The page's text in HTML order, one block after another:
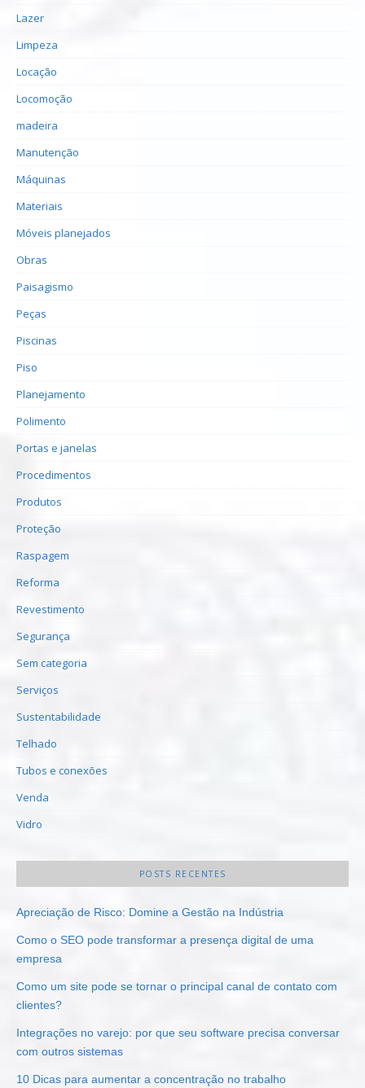
Lazer
Limpeza
Locação
Locomoção
madeira
Manutenção
Máquinas
Materiais
Móveis planejados
Obras
Paisagismo
Peças
Piscinas
Piso
Planejamento
Polimento
Portas e janelas
Procedimentos
Produtos
Proteção
Raspagem
Reforma
Revestimento
Segurança
Sem categoria
Serviços
Sustentabilidade
Telhado
Tubos e conexões
Venda
Vidro
POSTS RECENTES
Apreciação de Risco: Domine a Gestão na Indústria
Como o SEO pode transformar a presença digital de uma
empresa
Como um site pode se tornar o principal canal de contato com
clientes?
Integrações no varejo: por que seu software precisa conversar
com outros sistemas
10 Dicas para aumentar a concentração no trabalho